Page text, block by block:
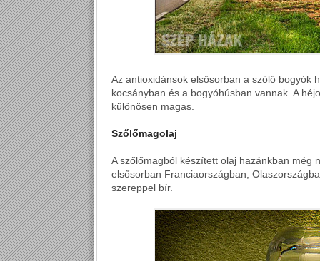
Az antioxidánsok elsősorban a szőlő bogyók
kocsányban és a bogyóhúsban vannak. A
különösen magas.
Szőlőmagolaj
A szőlőmagból készített olaj hazánkban még
elsősorban Franciaországban,
szereppel bír.